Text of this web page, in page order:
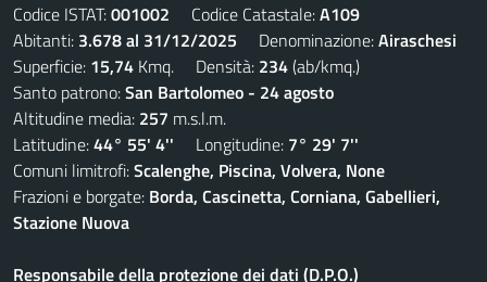
Codice ISTAT:001002 Codice Catastale:A109
Abitanti: 3.678 al 31/12/2025 Denominazione:Airaschesi
Superficie: 15,74 Kmq. Densità: 234(ab/kmq.)
Santo patrono:San Bartolomeo - 24 agosto
Altitudine media: 257 m.s.l.m.
Latitudine:44° 55' 4'' Longitudine: 7° 29' 7''
Comuni limitrofi:Scalenghe, Piscina, Volvera, None
Frazioni e borgate: Borda, Cascinetta, Corniana, Gabellieri,
Stazione Nuova
Responsabile della protezione dei dati (D.P.O.)